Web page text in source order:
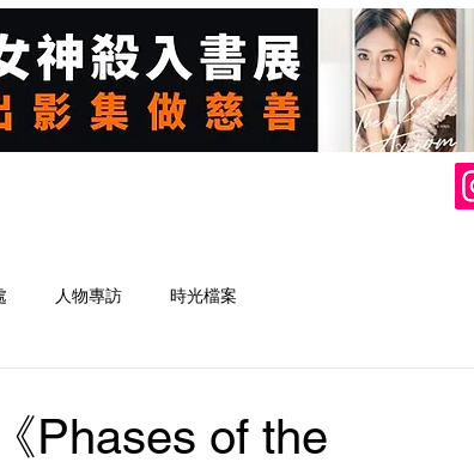
人物專訪 時光檔案
Phases of the